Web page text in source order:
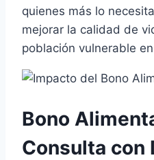
quienes más lo
mejorar la calidad de
población vulnerable
Bono
Consulta con